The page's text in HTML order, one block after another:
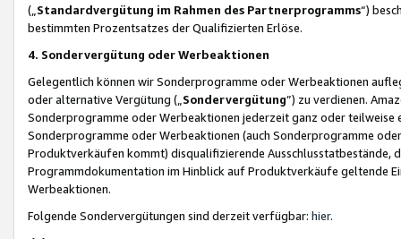
(„ Standardvergütung im Rahmen des Partnerprogramms“)
bestimmten Prozentsatzes der Qualifizierten Erlöse.
4. Sondervergütung oder Werbeaktionen
Gelegentlich können wir Sonderprogramme oder Werbeaktionen
oder alternative Vergütung („ Sondervergütung”) zu verdienen.
Sonderprogramme oder Werbeaktionen jederzeit ganz oder
Sonderprogramme oder Werbeaktionen (auch Sonderprogramme
Produktverkäufen kommt) disqualifizierende Ausschlusstatbestände,
Programmdokumentation im Hinblick auf Produktverkäufe geltende
Werbeaktionen.
Folgende Sondervergütungen sind derzeit verfügbar: hier.